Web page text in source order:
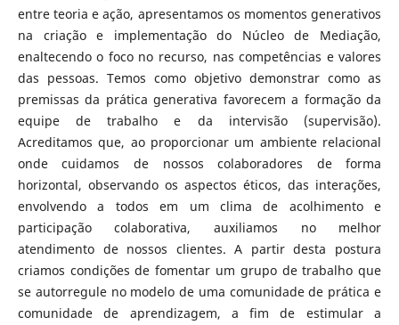
entre teoria e ação, apresentamos os momentos generativos
na criação e implementação do Núcleo de Mediação,
enaltecendo o foco no recurso, nas competências e valores
das pessoas. Temos como objetivo demonstrar como as
premissas da prática generativa favorecem a formação da
equipe de trabalho e da intervisão (supervisão).
Acreditamos que, ao proporcionar um ambiente relacional
onde cuidamos de nossos colaboradores de forma
horizontal, observando os aspectos éticos, das interações,
envolvendo a todos em um clima de acolhimento e
participação colaborativa, auxiliamos no melhor
atendimento de nossos clientes. A partir desta postura
criamos condições de fomentar um grupo de trabalho que
se autorregule no modelo de uma comunidade de prática e
comunidade de aprendizagem, a fim de estimular a